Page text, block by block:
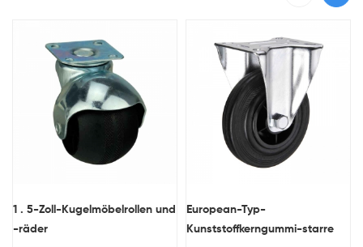
1 . 5-Zoll-Kugelmöbelrollen und
-räder
European-Typ-
Kunststoffkerngummi-starre